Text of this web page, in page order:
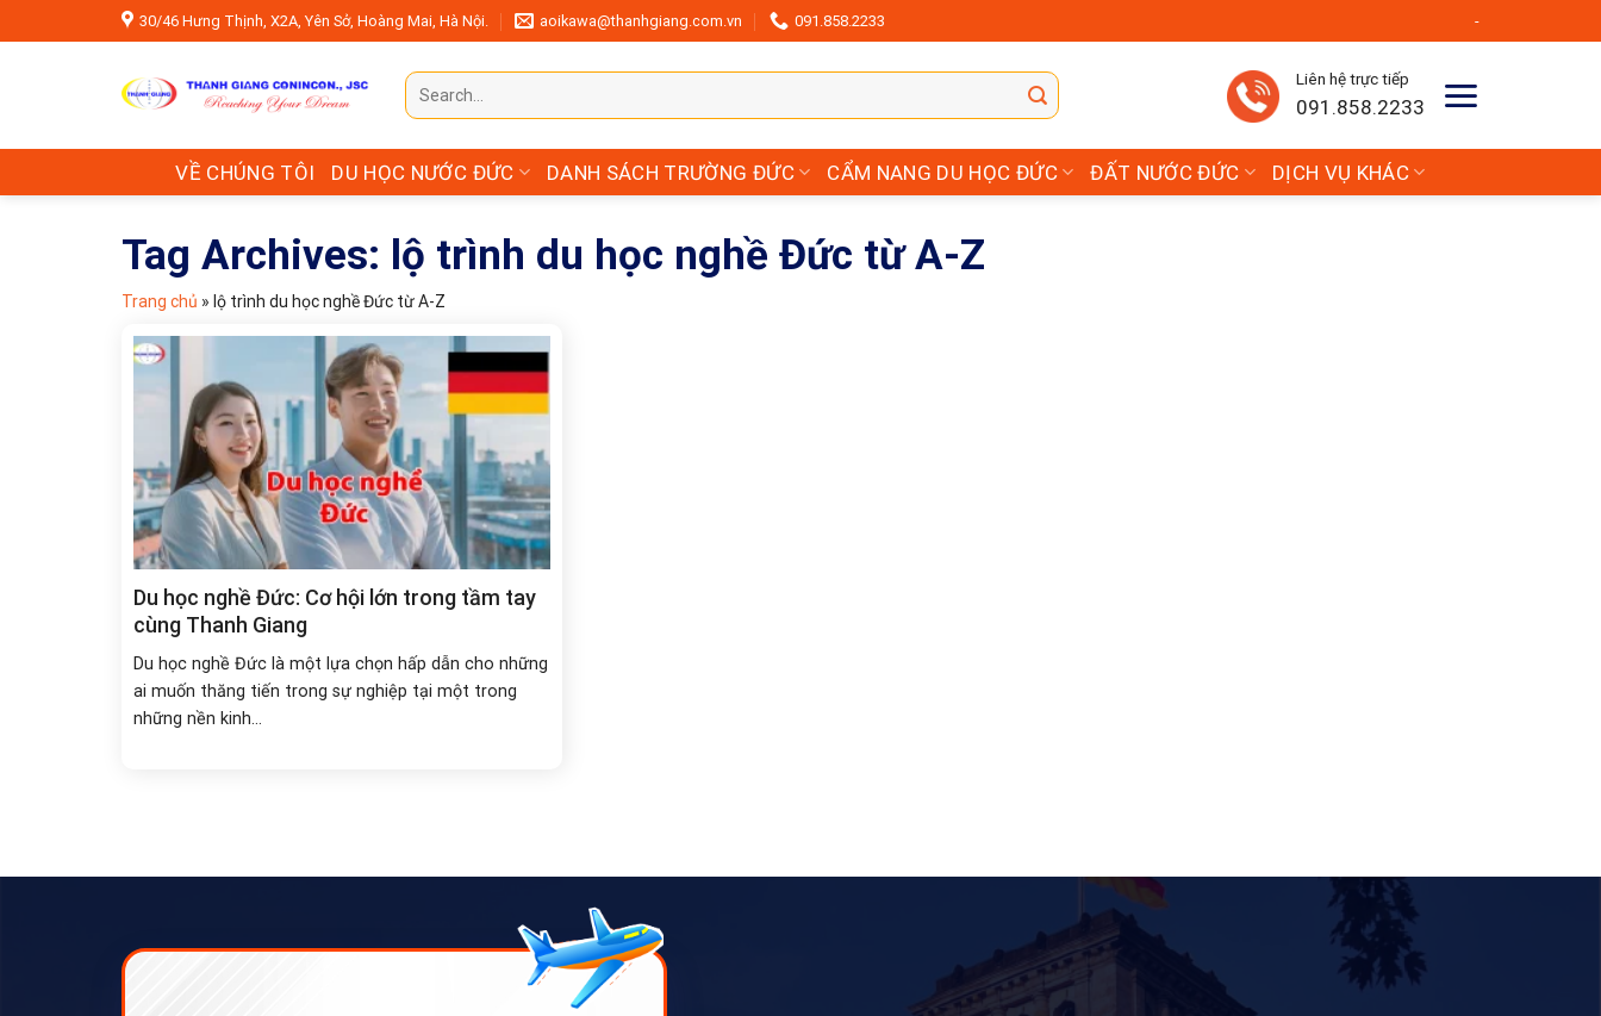
to
30/46 Hưng Thịnh, X2A, Yên Sở, Hoàng Mai, Hà Nội. aoikawa@thanhgiang.com.vn 091.858.2233 -
Liên hệ trực tiếp
091.858.2233
VỀ CHÚNG TÔI DU HỌC NƯỚC ĐỨC DANH SÁCH TRƯỜNG ĐỨC CẨM NANG DU HỌC ĐỨC ĐẤT NƯỚC ĐỨC DỊCH VỤ KHÁC
Tag Archives: lộ trình du học nghề Đức từ A-Z
Trang chủ » lộ trình du học nghề Đức từ A-Z
Du học nghề Đức: Cơ hội lớn trong tầm tay
cùng Thanh Giang
Du học nghề Đức là một lựa chọn hấp dẫn cho những
ai muốn thăng tiến trong sự nghiệp tại một trong
những nền kinh...